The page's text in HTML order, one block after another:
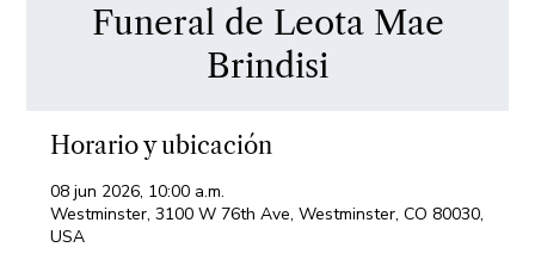
Funeral de Leota Mae
Brindisi
Horario y ubicación
08 jun 2026, 10:00 a.m.
Westminster, 3100 W 76th Ave, Westminster, CO 80030,
USA